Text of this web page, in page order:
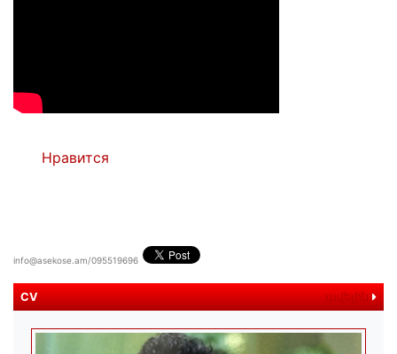
Нравится
info@asekose.am/095519696
CV ավելին